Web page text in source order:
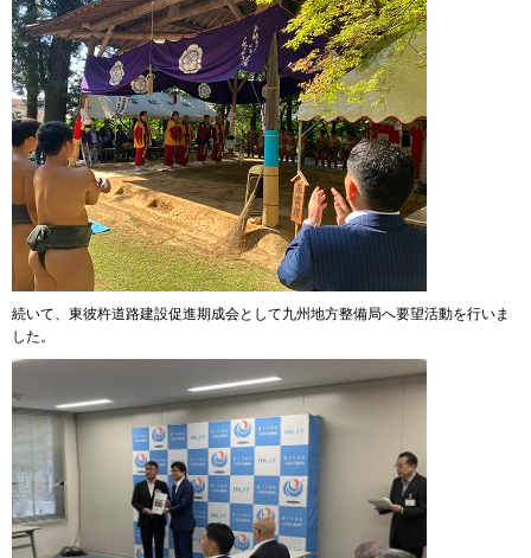
続いて、東彼杵道路建設促進期成会として九州地方整備局へ要望活動を行いま
した。